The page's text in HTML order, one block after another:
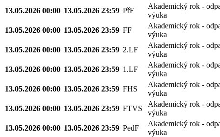
13.05.2026 00:00 13.05.2026 23:59 PřF
Akademický rok -
výuka
13.05.2026 00:00 13.05.2026 23:59 FF
Akademický rok -
výuka
13.05.2026 00:00 13.05.2026 23:59 2.LF
Akademický rok -
výuka
13.05.2026 00:00 13.05.2026 23:59 1.LF
Akademický rok -
výuka
13.05.2026 00:00 13.05.2026 23:59 FHS
Akademický rok -
výuka
13.05.2026 00:00 13.05.2026 23:59 FTVS
Akademický rok -
výuka
13.05.2026 00:00 13.05.2026 23:59 PedF
Akademický rok -
výuka